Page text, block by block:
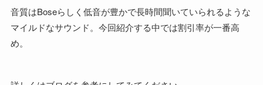
音質はBoseらしく低音が豊かで長時間聞いていられるような
マイルドなサウンド。今回紹介する中では割引率が一番高
め。